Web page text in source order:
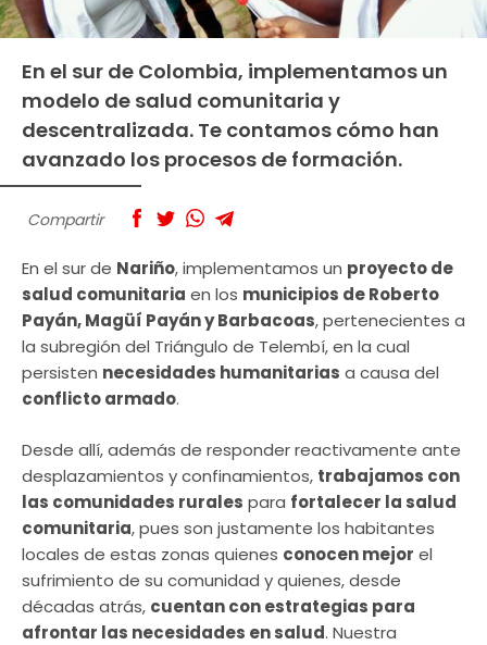
En el sur de Colombia, implementamos un
modelo de salud comunitaria y
descentralizada. Te contamos cómo han
avanzado los procesos de formación.
Compartir
En el sur de Nariño, implementamos un proyecto de
salud comunitaria en los municipios de Roberto
Payán, Magüí Payán y Barbacoas, pertenecientes a
la subregión del Triángulo de Telembí, en la cual
persisten necesidades humanitarias a causa del
conflicto armado.
Desde allí, además de responder reactivamente ante
desplazamientos y confinamientos, trabajamos con
las comunidades rurales para fortalecer la salud
comunitaria, pues son justamente los habitantes
locales de estas zonas quienes conocen mejor el
sufrimiento de su comunidad y quienes, desde
décadas atrás, cuentan con estrategias para
afrontar las necesidades en salud. Nuestra